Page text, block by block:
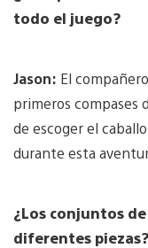
todo el juego?
Jason: El
primeros compases
de escoger el
durante esta
¿Los conjuntos
diferentes